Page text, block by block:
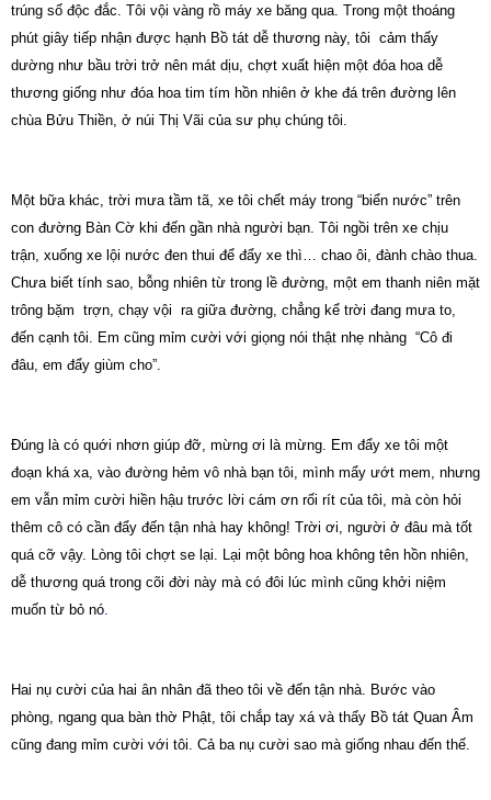
trúng số độc đắc. Tôi vội vàng rồ máy xe băng qua. Trong một thoáng
phút giây tiếp nhận được hạnh Bồ tát dễ thương này, tôi cảm thấy
dường như bầu trời trở nên mát dịu, chợt xuất hiện một đóa hoa dễ
thương giống như đóa hoa tim tím hồn nhiên ở khe đá trên đường lên
chùa Bửu Thiền, ở núi Thị Vãi của sư phụ chúng tôi.
Một bữa khác, trời mưa tầm tã, xe tôi chết máy trong “biển nước” trên
con đường Bàn Cờ khi đến gần nhà người bạn. Tôi ngồi trên xe chịu
trận, xuống xe lội nước đen thui để đẩy xe thì… chao ôi, đành chào thua.
Chưa biết tính sao, bỗng nhiên từ trong lề đường, một em thanh niên mặt
trông bặm trợn, chạy vội ra giữa đường, chẳng kể trời đang mưa to,
đến cạnh tôi. Em cũng mỉm cười với giọng nói thật nhẹ nhàng “Cô đi
đâu, em đẩy giùm cho”.
Đúng là có quới nhơn giúp đỡ, mừng ơi là mừng. Em đẩy xe tôi một
đoạn khá xa, vào đường hẻm vô nhà bạn tôi, mình mẩy ướt mem, nhưng
em vẫn mỉm cười hiền hậu trước lời cám ơn rối rít của tôi, mà còn hỏi
thêm cô có cần đẩy đến tận nhà hay không! Trời ơi, người ở đâu mà tốt
quá cỡ vậy. Lòng tôi chợt se lại. Lại một bông hoa không tên hồn nhiên,
dễ thương quá trong cõi đời này mà có đôi lúc mình cũng khởi niệm
muốn từ bỏ nó.
Hai nụ cười của hai ân nhân đã theo tôi về đến tận nhà. Bước vào
phòng, ngang qua bàn thờ Phật, tôi chắp tay xá và thấy Bồ tát Quan Âm
cũng đang mỉm cười với tôi. Cả ba nụ cười sao mà giống nhau đến thế.